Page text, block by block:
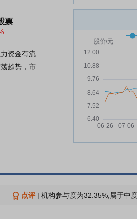
票
资金有流
趋势，市
点评| 机构参与度为32.35%,属于中